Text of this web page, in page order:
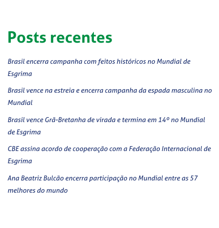
Posts recentes
Brasil encerra campanha com feitos históricos no Mundial de
Esgrima
Brasil vence na estreia e encerra campanha da espada masculina no
Mundial
Brasil vence Grã-Bretanha de virada e termina em 14º no Mundial
de Esgrima
CBE assina acordo de cooperação com a Federação Internacional de
Esgrima
Ana Beatriz Bulcão encerra participação no Mundial entre as 57
melhores do mundo